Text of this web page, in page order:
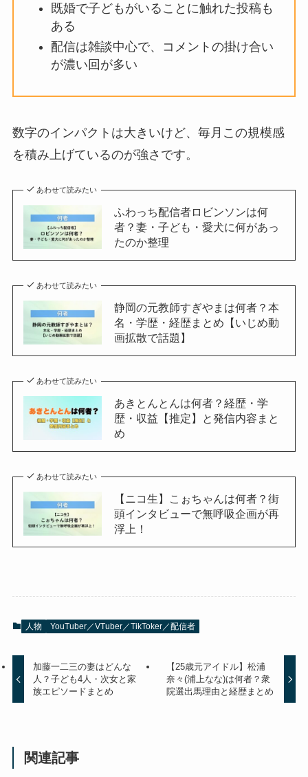
既婚で子どもがいることに触れた投稿も
ある
配信は雑談中心で、コメントの掛け合い
が濃い回が多い
数字のインパクトは大きいけど、毎月この規模感
を積み上げているのが強さです。
あわせて読みたい
ふわっち配信者ロビンソンは何
者？妻・子ども・愛犬に何があっ
たのか整理
あわせて読みたい
静岡の元教師すぎやまは何者？本
名・学歴・経歴まとめ【いじめ動
画拡散で話題】
あわせて読みたい
あきとんとんは何者？経歴・学
歴・収益【推定】と発信内容まと
め
あわせて読みたい
【ニコ生】こぉちゃんは何者？街
頭インタビューで無呼吸企画が再
浮上！
人物 YouTuber／VTuber／TikToker／配信者
加藤一二三の妻はどんな
人？子ども4人・次女と家
族エピソードまとめ
【25歳元アイドル】松浦
奈々(浦上なな)は何者？衆
院選出馬理由と経歴まとめ
関連記事